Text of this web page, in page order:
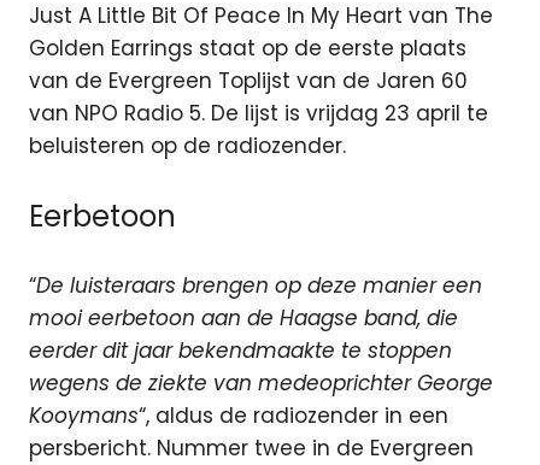
Just A Little Bit Of Peace In My Heart van The
Golden Earrings staat op de eerste plaats
van de Evergreen Toplijst van de Jaren 60
van NPO Radio 5. De lijst is vrijdag 23 april te
beluisteren op de radiozender.
Eerbetoon
“De luisteraars brengen op deze manier een
mooi eerbetoon aan de Haagse band, die
eerder dit jaar bekendmaakte te stoppen
wegens de ziekte van medeoprichter George
Kooymans“, aldus de radiozender in een
persbericht. Nummer twee in de Evergreen